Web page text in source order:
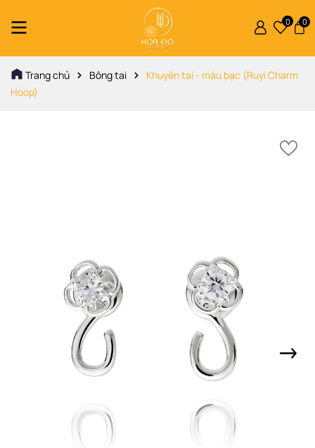
0 0
Trang chủ Bông tai
Khuyên tai - màu bạc (Ruyi Charm
Hoop)